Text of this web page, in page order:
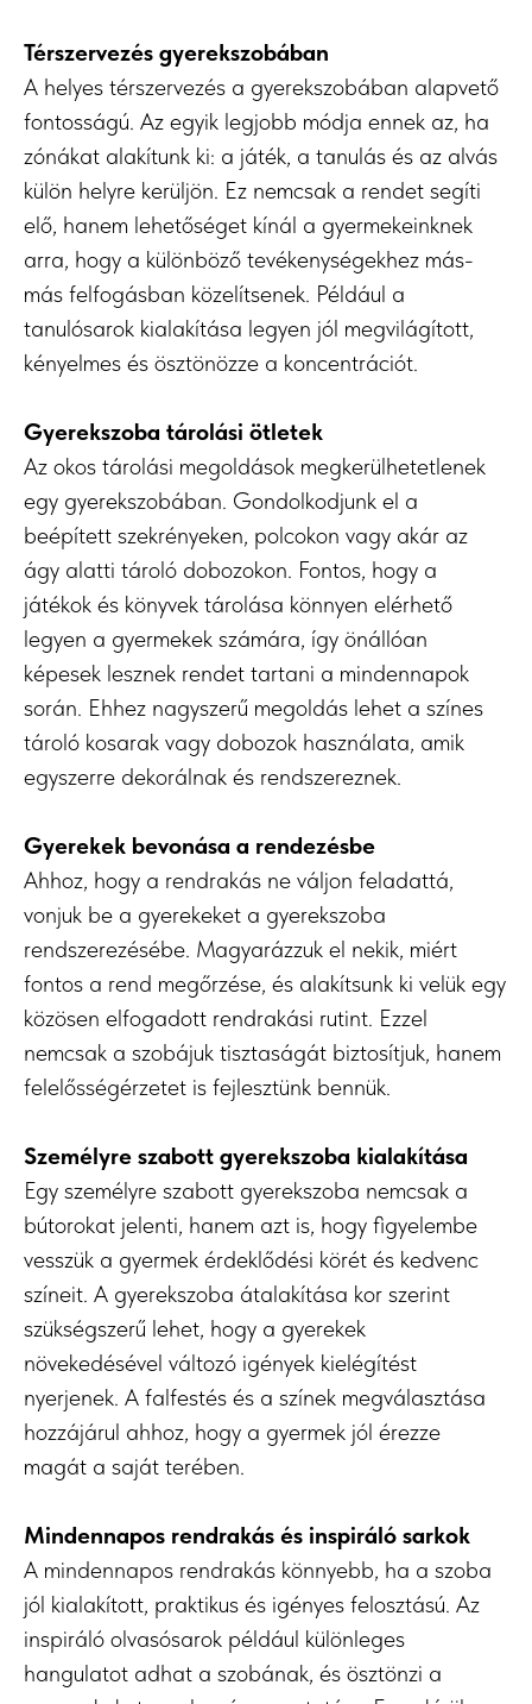
Térszervezés gyerekszobában
A helyes térszervezés a gyerekszobában alapvető
fontosságú. Az egyik legjobb módja ennek az, ha
zónákat alakítunk ki: a játék, a tanulás és az alvás
külön helyre kerüljön. Ez nemcsak a rendet segíti
elő, hanem lehetőséget kínál a gyermekeinknek
arra, hogy a különböző tevékenységekhez más-
más felfogásban közelítsenek. Például a
tanulósarok kialakítása legyen jól megvilágított,
kényelmes és ösztönözze a koncentrációt.
Gyerekszoba tárolási ötletek
Az okos tárolási megoldások megkerülhetetlenek
egy gyerekszobában. Gondolkodjunk el a
beépített szekrényeken, polcokon vagy akár az
ágy alatti tároló dobozokon. Fontos, hogy a
játékok és könyvek tárolása könnyen elérhető
legyen a gyermekek számára, így önállóan
képesek lesznek rendet tartani a mindennapok
során. Ehhez nagyszerű megoldás lehet a színes
tároló kosarak vagy dobozok használata, amik
egyszerre dekorálnak és rendszereznek.
Gyerekek bevonása a rendezésbe
Ahhoz, hogy a rendrakás ne váljon feladattá,
vonjuk be a gyerekeket a gyerekszoba
rendszerezésébe. Magyarázzuk el nekik, miért
fontos a rend megőrzése, és alakítsunk ki velük egy
közösen elfogadott rendrakási rutint. Ezzel
nemcsak a szobájuk tisztaságát biztosítjuk, hanem
felelősségérzetet is fejlesztünk bennük.
Személyre szabott gyerekszoba kialakítása
Egy személyre szabott gyerekszoba nemcsak a
bútorokat jelenti, hanem azt is, hogy figyelembe
vesszük a gyermek érdeklődési körét és kedvenc
színeit. A gyerekszoba átalakítása kor szerint
szükségszerű lehet, hogy a gyerekek
növekedésével változó igények kielégítést
nyerjenek. A falfestés és a színek megválasztása
hozzájárul ahhoz, hogy a gyermek jól érezze
magát a saját terében.
Mindennapos rendrakás és inspiráló sarkok
A mindennapos rendrakás könnyebb, ha a szoba
jól kialakított, praktikus és igényes felosztású. Az
inspiráló olvasósarok például különleges
hangulatot adhat a szobának, és ösztönzi a